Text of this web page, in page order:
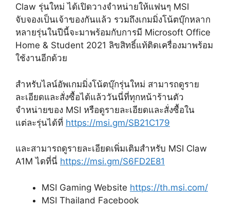
Claw รุ่นใหม่ ได้เปิดวางจำหน่ายให้แฟนๆ MSI
จับจองเป็นเจ้าของกันแล้ว รวมถึงเกมมิ่งโน้ตบุ๊กหลาก
หลายรุ่นในปีนี้จะมาพร้อมกับการมี Microsoft Office
Home & Student 2021 ลิขสิทธิ์แท้ติดเครื่องมาพร้อม
ใช้งานอีกด้วย
สำหรับไลน์อัพเกมมิ่งโน้ตบุ๊กรุ่นใหม่ สามารถดูราย
ละเอียดและสั่งซื้อได้แล้ววันนี่ที่ทุกหน้าร้านตัว
จำหน่ายของ MSI หรือดูรายละเอียดและสั่งซื้อใน
แต่ละรุ่นได้ที่ https://msi.gm/SB21C179
และสามารถดูรายละเอียดเพิ่มเติมสำหรับ MSI Claw
A1Mไดที่นี่ https://msi.gm/S6FD2E81
MSI Gaming Website https://th.msi.com/
MSI Thailand Facebook